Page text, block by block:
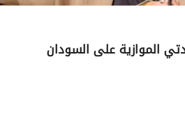
الموازية على السودان